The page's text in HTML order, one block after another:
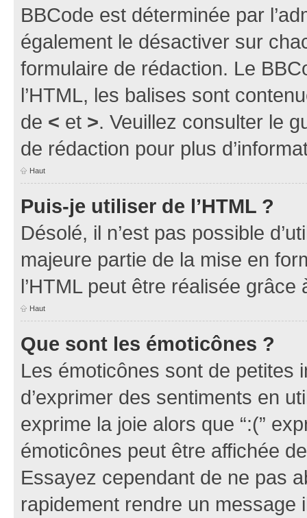
BBCode est déterminée par
également le désactiver sur
formulaire de rédaction. Le
l’HTML, les balises sont
de < et >. Veuillez consulter le
de rédaction pour plus
Haut
Puis-je utiliser de l’HTML ?
Désolé, il n’est pas possible
majeure partie de la mise en
l’HTML peut être réalisée grâce
Haut
Que sont les émoticônes ?
Les émoticônes sont de petites
d’exprimer des sentiments en
exprime la joie alors que “:(”
émoticônes peut être affichée
Essayez cependant de ne pas
rapidement rendre un message